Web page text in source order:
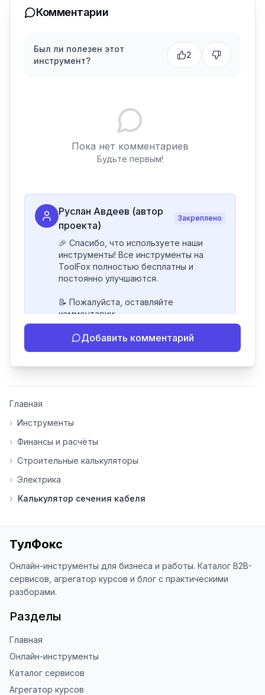
Комментарии
Был ли полезен этот
инструмент?
2
Пока нет комментариев
Будьте первым!
Руслан Авдеев (автор
проекта)
Закреплено
🎉 Спасибо, что используете наши
инструменты! Все инструменты на
ToolFox полностью бесплатны и
постоянно улучшаются.
📝 Пожалуйста, оставляйте
комментарии:
- Если инструмент работает
некорректно
инструменты нуждаются в доработке.
основе вашей обратной связи.
⭐ Если вам нравится ToolFox — буду
благодарен за отзыв о сайте в
«Оценить сайт» в панели браузера).
наши инструменты!
Благодарю за доверие и
использование ToolFox! 🚀
Добавить комментарий
Главная
› Инструменты
› Финансы и расчёты
› Строительные калькуляторы
› Электрика
› Калькулятор сечения кабеля
ТулФокс
Онлайн-инструменты для бизнеса и работы. Каталог B2B-
сервисов, агрегатор курсов и блог с практическими
разборами.
Разделы
Главная
Онлайн-инструменты
Каталог сервисов
Агрегатор курсов